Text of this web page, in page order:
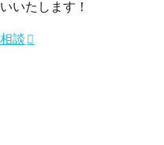
いたします！
談